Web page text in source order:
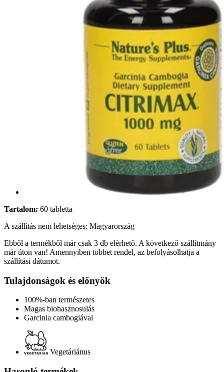
Tartalom: 60 tabletta
A szállítás nem lehetséges: Magyarország
Ebből a termékből már csak 3 db elérhető. A következő szállítmány
már úton van! Amennyiben többet rendel, az befolyásolhatja a
szállítási dátumot.
Tulajdonságok és előnyök
100%-ban természetes
Magas biohasznosulás
Garcinia cambogiával
Vegetáriánus